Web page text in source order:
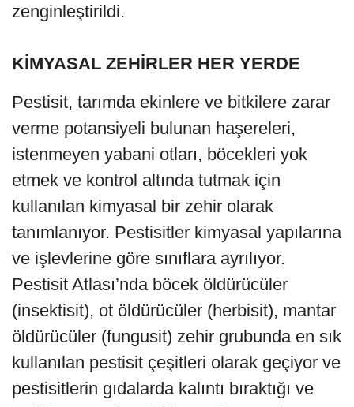
zenginleştirildi.
KİMYASAL ZEHİRLER HER YERDE
Pestisit, tarımda ekinlere ve bitkilere zarar
verme potansiyeli bulunan haşereleri,
istenmeyen yabani otları, böcekleri yok
etmek ve kontrol altında tutmak için
kullanılan kimyasal bir zehir olarak
tanımlanıyor. Pestisitler kimyasal yapılarına
ve işlevlerine göre sınıflara ayrılıyor.
Pestisit Atlası’nda böcek öldürücüler
(insektisit), ot öldürücüler (herbisit), mantar
öldürücüler (fungusit) zehir grubunda en sık
kullanılan pestisit çeşitleri olarak geçiyor ve
pestisitlerin gıdalarda kalıntı bıraktığı ve